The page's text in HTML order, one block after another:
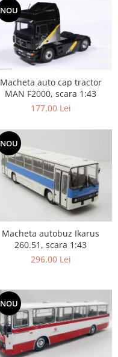
NOU
Macheta auto cap tractor
MAN F2000, scara 1:43
177,00 Lei
NOU
Macheta autobuz Ikarus
260.51, scara 1:43
296,00 Lei
NOU